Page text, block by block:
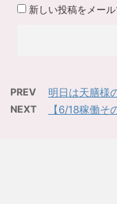
新しい投稿をメー
PREV 明日は天膳様
NEXT 【6/18稼働